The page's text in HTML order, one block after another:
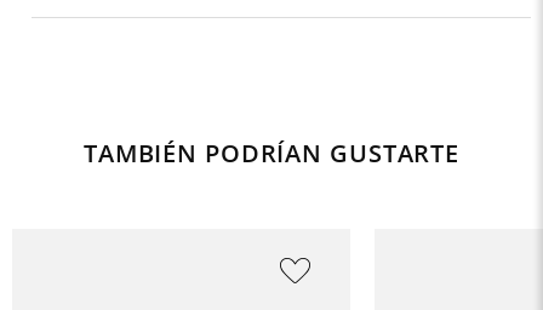
TAMBIÉN PODRÍAN GUSTARTE